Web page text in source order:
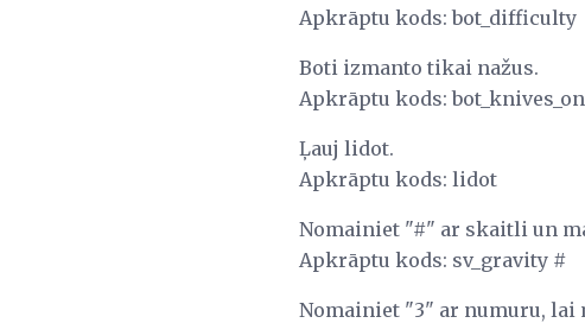
Apkrāptu kods: bot_difficulty
Boti izmanto tikai nažus.
Apkrāptu kods:
Ļauj lidot.
Apkrāptu kods: lidot
Nomainiet "#" ar skaitli un
Apkrāptu kods: sv_gravity #
Nomainiet "3" ar numuru, lai